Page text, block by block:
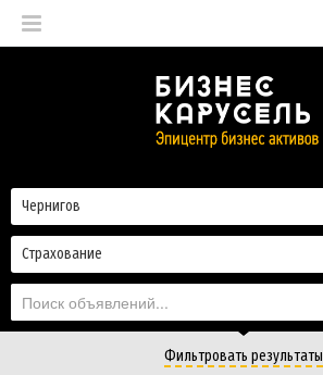
Страхование
Чернигов
Фильтровать результаты